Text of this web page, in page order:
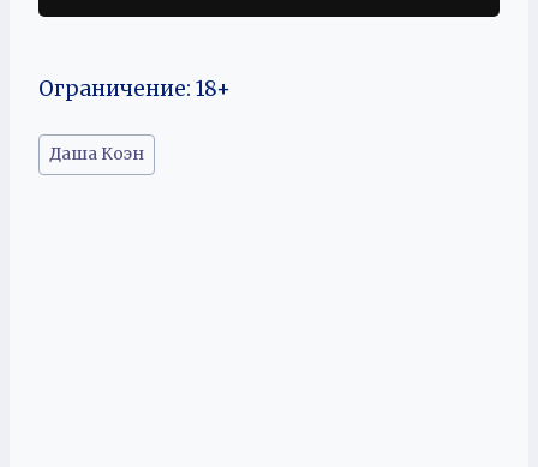
Ограничение: 18+
Метки
записи:
Даша Коэн